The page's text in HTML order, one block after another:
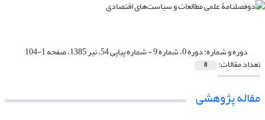
دوره و شماره:دوره 0، شماره 9 - شماره پیاپی 54، تیر 1385، صفحه 1-104
تعداد مقالات: 8
مقاله پژوهشی